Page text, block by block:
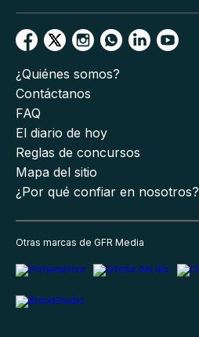
¿Quiénes somos?
Contáctanos
FAQ
El diario de hoy
Reglas de concursos
Mapa del sitio
¿Por qué confiar en nosotros?
Otras marcas de GFR Media